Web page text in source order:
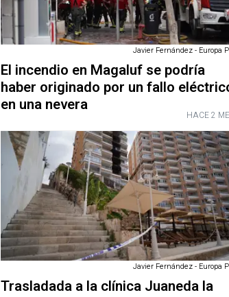
Javier Fernández - Europa
El incendio en Magaluf se podría
haber originado por un fallo
en una nevera
HACE 2
Javier Fernández - Europa
Trasladada a la clínica Juaneda la